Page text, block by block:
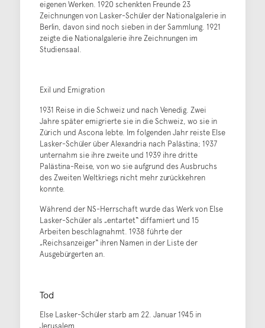
eigenen Werken. 1920 schenkten Freunde 23
Zeichnungen von Lasker-Schüler der Nationalgalerie in
Berlin, davon sind noch sieben in der Sammlung. 1921
zeigte die Nationalgalerie ihre Zeichnungen im
Studiensaal.
Exil und Emigration
1931 Reise in die Schweiz und nach Venedig. Zwei
Jahre später emigrierte sie in die Schweiz, wo sie in
Zürich und Ascona lebte. Im folgenden Jahr reiste Else
Lasker-Schüler über Alexandria nach Palästina; 1937
unternahm sie ihre zweite und 1939 ihre dritte
Palästina-Reise, von wo sie aufgrund des Ausbruchs
des Zweiten Weltkriegs nicht mehr zurückkehren
konnte.
Während der NS-Herrschaft wurde das Werk von Else
Lasker-Schüler als „entartet“ diffamiert und 15
Arbeiten beschlagnahmt. 1938 führte der
„Reichsanzeiger“ ihren Namen in der Liste der
Ausgebürgerten an.
Tod
Else Lasker-Schüler starb am 22. Januar 1945 in
Jerusalem.